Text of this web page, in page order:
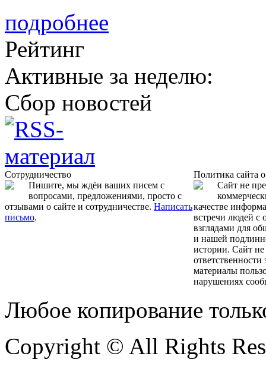
подробнее
Рейтинг
Активные за неделю:
Сбор новостей
Сотрудничество
Пишите, мы ждёи ваших писем с
вопросами, предложениями, просто с
отзывами о сайте и сотрудничестве. Написать
письмо.
Политика сайта
Сайт не
качестве
встречи людей с
взглядами для
и нашей
истории. Сайт не
материалы
нарушениях
Любое копирование
Copyright © All Rights